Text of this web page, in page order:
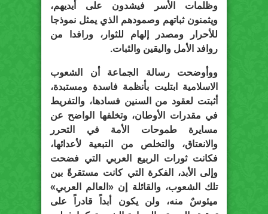
وظلمات الأسر فيشدون على أيديهم،
ويثمنون ثباتهم وصمودهم الذي يمثل نموذجا
للأحرار ومصدر إلهام للثوار، ورافدا من
روافد الأمل واليقين والثبات.
ووأوضحت رسالة الجماعة أن الشعوب
الاسلامية ابتليت بأنظمة فاسدة ومستبدة،
أثبتت لعقود من السنين فسادها، والتفريط
في مقدرات الأوطان، وتخلفها الواضح عن
مسايرة طموحات الأمة في التحرر
والانعتاق، والتخلص من التبعية لأعدائها،
فكانت ثورات الربيع العربي التي فضحت
وإلى الأبد، الفكرة التي كانت مستقرةً بين
تلك الشعوب، والقائلة إن «العالم العربي»
ميئوسٌ منه، ولن يكون أبداً قادراً على